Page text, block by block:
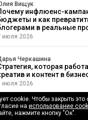
Вищук
инфлюенс-
и как
в реальные
июля 2026
Черкашина
которая
и контент в
июля 2026
cookie. Чтобы закрыть
наиспользование
нажмите кнопку "Ок".